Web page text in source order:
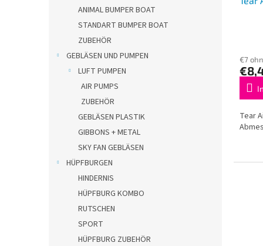
ANIMAL BUMPER BOAT
STANDART BUMPER BOAT
ZUBEHÖR
GEBLÄSEN UND PUMPEN
LUFT PUMPEN
AIR PUMPS
ZUBEHÖR
GEBLÄSEN PLASTIK
GIBBONS + METAL
SKY FAN GEBLÄSEN
HÜPFBURGEN
HINDERNIS
HÜPFBURG KOMBO
RUTSCHEN
SPORT
HÜPFBURG ZUBEHÖR
€7
Tear